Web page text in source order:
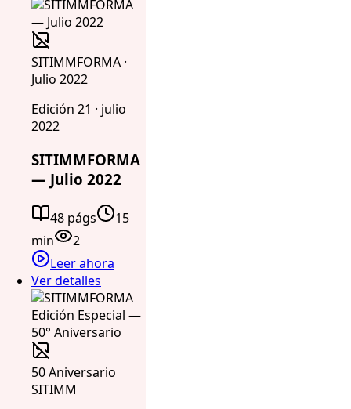
SITIMMFORMA ·
Julio 2022
Edición 21 · julio
2022
SITIMMFORMA
— Julio 2022
48 págs
15
min
2
Leer ahora
Ver detalles
50 Aniversario
SITIMM